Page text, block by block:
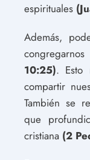
espirituales
Además,
10:25). Esto
compartir
También se
que
cristiana (2